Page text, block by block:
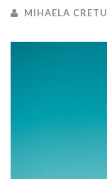
MIHAELA CRETU